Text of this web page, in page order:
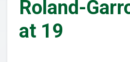
Roland-
at 19